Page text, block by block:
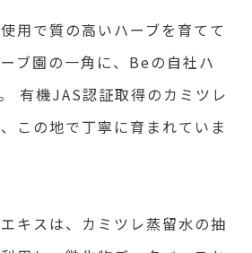
用で質の高いハーブを育てて
ブ園の一角に、Beの自社ハ
有機JAS認証取得のカミツレ
この地で丁寧に育まれていま
キスは、カミツレ蒸留水の抽